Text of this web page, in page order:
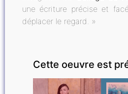
une écriture précise et
déplacer le regard. »
Cette oeuvre est